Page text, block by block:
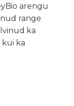
arengu
range
ka
ka